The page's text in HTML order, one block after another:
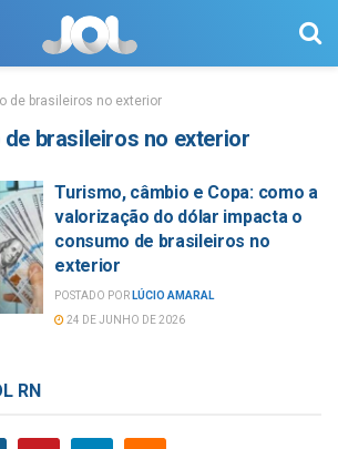
de brasileiros no exterior
de brasileiros no exterior
Turismo, câmbio e Copa: como a
valorização do dólar impacta o
consumo de brasileiros no
exterior
POSTADO POR LÚCIO AMARAL
24 DE JUNHO DE 2026
RN